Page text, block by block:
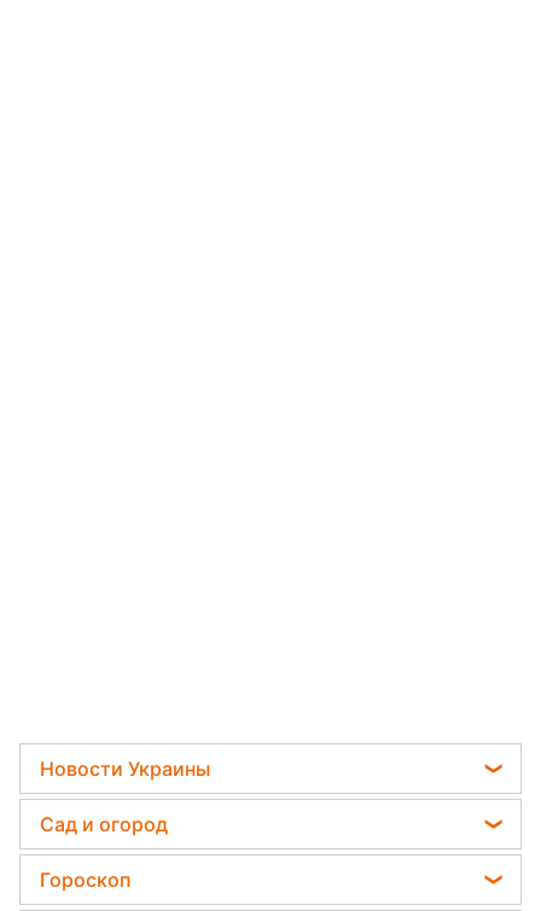
Новости Украины
Пенсии в Украине
Мобилизация
Политика
Сад и огород
Садовод назвал самое эффективное средство
против сорняков
Гороскоп